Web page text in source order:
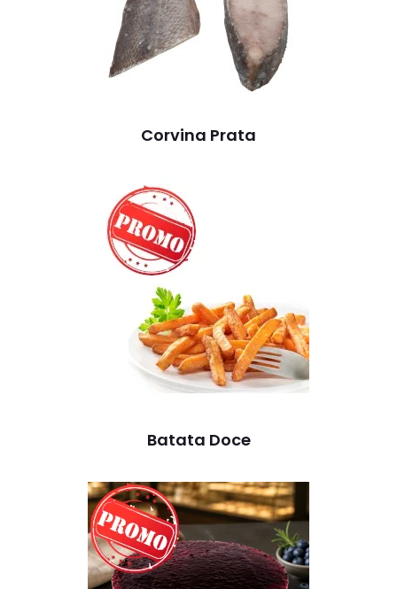
Corvina Prata
Batata Doce